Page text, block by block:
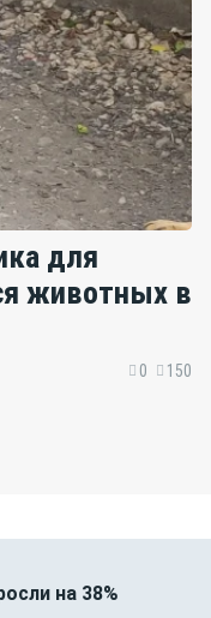
для
животных в
0 150
на 38%